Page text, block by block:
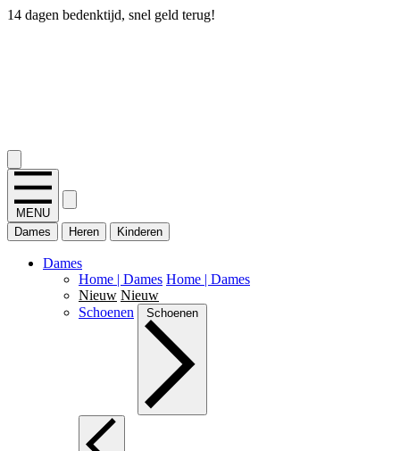
14 dagen bedenktijd, snel geld terug!
MENU
Dames
Heren Kinderen
Dames
Home | Dames Home | Dames
Nieuw Nieuw
Schoenen
Schoenen